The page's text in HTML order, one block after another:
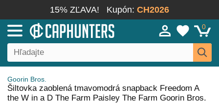
15% ZĽAVA! Kupón: CH2026
0
Goorin Bros.
Šiltovka zaoblená tmavomodrá snapback Freedom A
the W in a D The Farm Paisley The Farm Goorin Bros.